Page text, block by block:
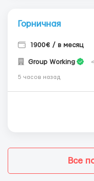
Горничная
1900€ / в месяц
Group Working
5 часов назад
Все